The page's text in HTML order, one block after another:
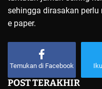
sehingga dirasakan
e paper.
Temukan di Facebook
POST TERAKHIR